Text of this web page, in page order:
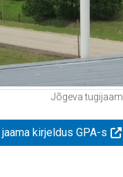
Jõgeva tugijaam
kirjeldus GPA-s